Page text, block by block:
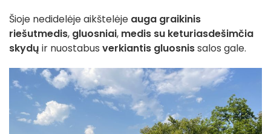
Šioje nedidelėje aikštelėje auga graikinis
riešutmedis, gluosniai, medis su keturiasdešimčia
skydų ir nuostabus verkiantis gluosnissalos gale.